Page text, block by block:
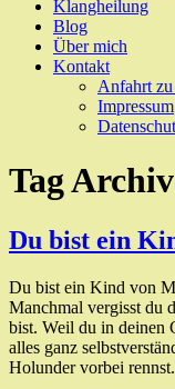
Klangheilung
Blog
Über mich
Kontakt
Anfahrt
Impressum
Tag
Du bist ein
Du bist ein Kind von
Manchmal vergisst du
bist. Weil du in deinen
alles ganz
Holunder vorbei rennst.